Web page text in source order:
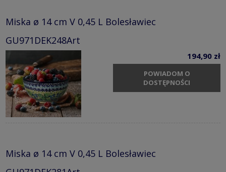
Miska ø 14 cm V 0,45 L Bolesławiec
GU971DEK248Art
194,90 zł
POWIADOM O
DOSTĘPNOŚCI
Miska ø 14 cm V 0,45 L Bolesławiec